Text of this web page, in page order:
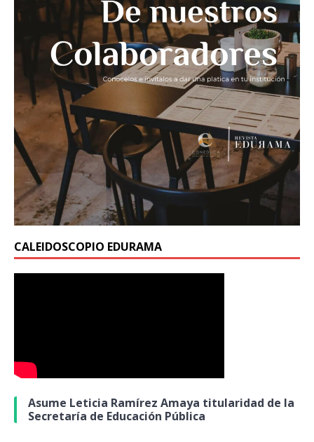
CALEIDOSCOPIO EDURAMA
Asume Leticia Ramírez Amaya titularidad de la
Secretaría de Educación Pública